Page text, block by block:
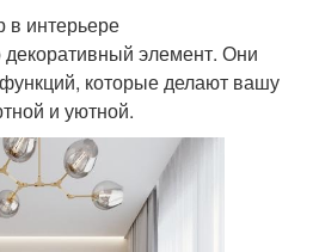
в интерьере
элемент. Они
которые делают вашу
и уютной.